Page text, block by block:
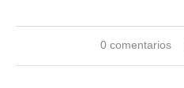
0 comentarios